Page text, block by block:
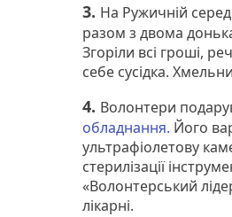
3. На Ружичній
разом з двома
Згоріли всі гроші,
себе сусідка.
4. Волонтери
обладнання. Його
ультрафіолетову
стерилізації
«Волонтерський
лікарні.